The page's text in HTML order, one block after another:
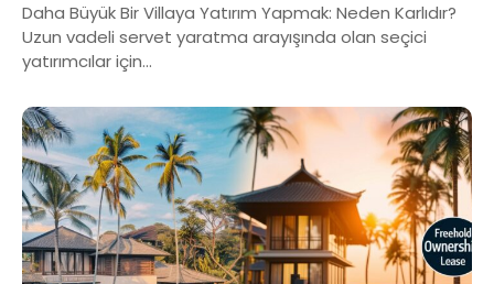
Daha Büyük Bir Villaya Yatırım Yapmak: Neden Karlıdır?
Uzun vadeli servet yaratma arayışında olan seçici
yatırımcılar için...